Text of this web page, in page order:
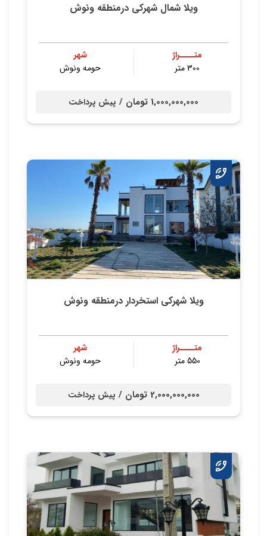
ویلا شمال شهرکی درمنطقه ونوش
متــــراژ
300 متر
شهر
حومه ونوش
1,000,000,000 تومان / پیش پرداخت
ویلا شهرکی استخردار درمنطقه ونوش
متــــراژ
550 متر
شهر
حومه ونوش
2,000,000,000 تومان / پیش پرداخت